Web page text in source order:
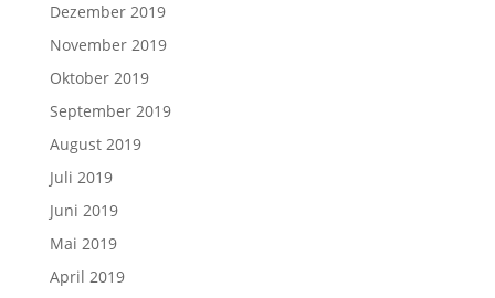
Dezember 2019
November 2019
Oktober 2019
September 2019
August 2019
Juli 2019
Juni 2019
Mai 2019
April 2019